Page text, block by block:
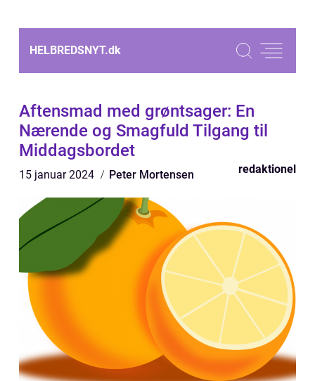
HELBREDSNYT.dk
Aftensmad med grøntsager: En
Nærende og Smagfuld Tilgang til
Middagsbordet
15 januar 2024 Peter Mortensen redaktionel